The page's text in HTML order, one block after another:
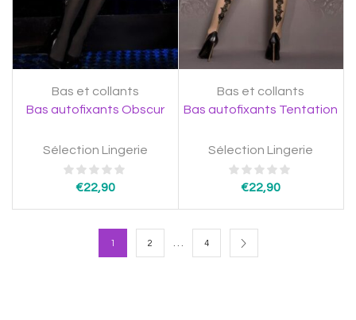
Bas et collants
Bas autofixants Obscur
Sélection Lingerie
€22,90
Bas et collants
Bas autofixants Tentation
Sélection Lingerie
€22,90
1 2 … 4